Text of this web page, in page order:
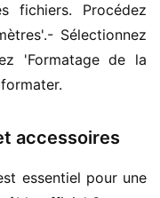
fichiers. Procédez
Sélectionnez
'Formatage de la
accessoires
essentiel pour une